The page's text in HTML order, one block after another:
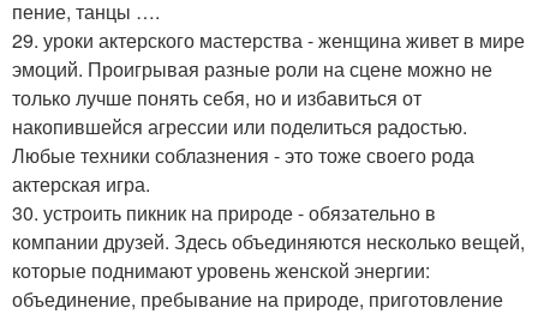
пение, танцы ….
29. уроки актерского мастерства - женщина живет в мире
эмоций. Проигрывая разные роли на сцене можно не
только лучше понять себя, но и избавиться от
накопившейся агрессии или поделиться радостью.
Любые техники соблазнения - это тоже своего рода
актерская игра.
30. устроить пикник на природе - обязательно в
компании друзей. Здесь объединяются несколько вещей,
которые поднимают уровень женской энергии:
объединение, пребывание на природе, приготовление